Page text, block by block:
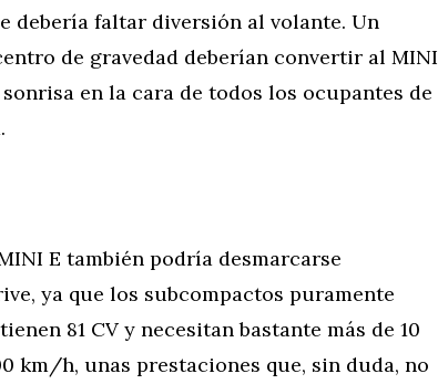
debería faltar diversión al volante. Un
de gravedad deberían convertir al MINI
en la cara de todos los ocupantes de
E también podría desmarcarse
ya que los subcompactos puramente
81 CV y necesitan bastante más de 10
km/h, unas prestaciones que, sin duda, no